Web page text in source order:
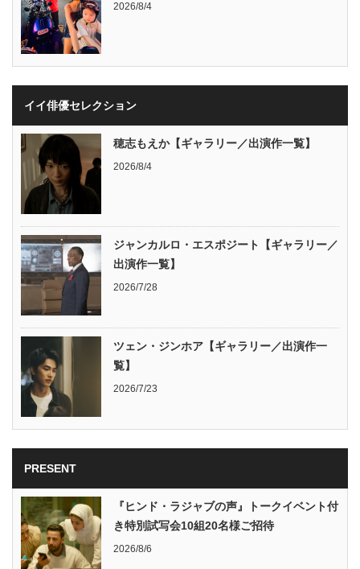
2026/8/4
イイ俳優セレクション
穂志もえか【ギャラリー／出演作一覧】
2026/8/4
ジャンカルロ・エスポジート【ギャラリー／
出演作一覧】
2026/7/28
ツェン・ジンホア【ギャラリー／出演作一
覧】
2026/7/23
PRESENT
『ヒンド・ラジャブの声』トークイベント付
き特別試写会10組20名様ご招待
2026/8/6